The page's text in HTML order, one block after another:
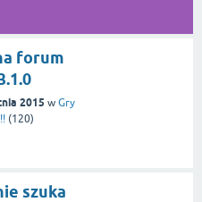
forum
2015 w Gry
(120)
szuka